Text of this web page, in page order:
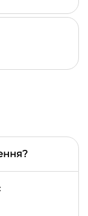
він може
предмета,